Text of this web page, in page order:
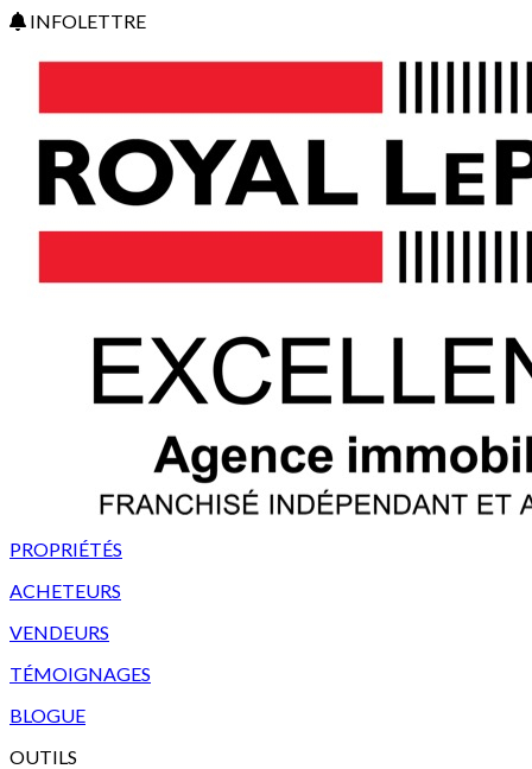
INFOLETTRE
PROPRIÉTÉS
ACHETEURS
VENDEURS
TÉMOIGNAGES
BLOGUE
OUTILS